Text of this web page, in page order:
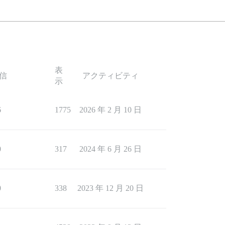
表
示
アクティビティ
1775 2026 年 2 月 10 日
317 2024 年 6 月 26 日
338 2023 年 12 月 20 日